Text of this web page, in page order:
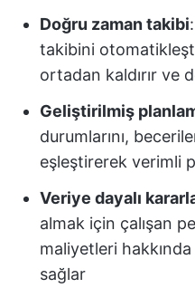
Doğru zaman takibi
takibini
ortadan kaldırır ve
Geliştirilmiş
durumlarını,
eşleştirerek verimli
Veriye dayalı
almak için çalışan
maliyetleri
sağlar